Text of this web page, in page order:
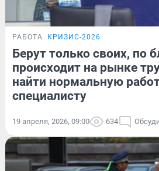
РАБОТА КРИЗИС-2026
Берут только своих, по
происходит на рынке
найти нормальную
специалисту
19 апреля, 2026, 09:00 634